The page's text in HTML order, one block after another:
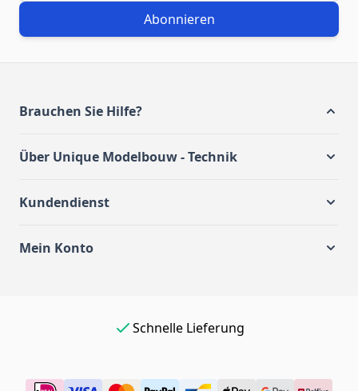
Abonnieren
Brauchen Sie Hilfe?
Über Unique Modelbouw - Technik
Kundendienst
Mein Konto
Schnelle Lieferung